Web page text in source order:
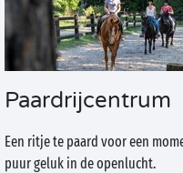
Paardrijcentrum
Een ritje te paard voor een
puur geluk in de openlucht.